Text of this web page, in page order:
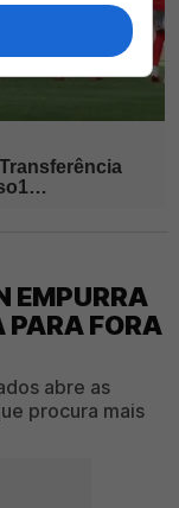
EMPURRA
PARA FORA
abre as
procura mais